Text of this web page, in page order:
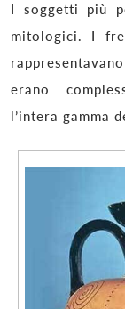
I soggetti più
mitologici. I
erano
l’intera gamma